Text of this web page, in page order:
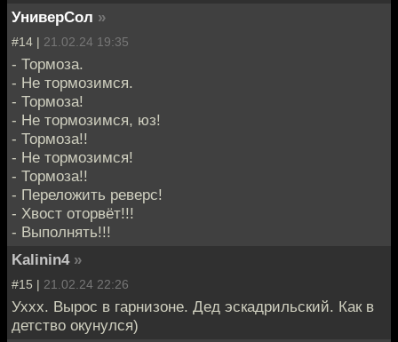
УниверСол »
#14 | 21.02.24 19:35
- Тормоза.
- Не тормозимся.
- Тормоза!
- Не тормозимся, юз!
- Тормоза!!
- Не тормозимся!
- Тормоза!!
- Переложить реверс!
- Хвост оторвёт!!!
- Выполнять!!!
Kalinin4 »
#15 | 21.02.24 22:26
Уххх. Вырос в гарнизоне. Дед эскадрильский. Как в
детство окунулся)